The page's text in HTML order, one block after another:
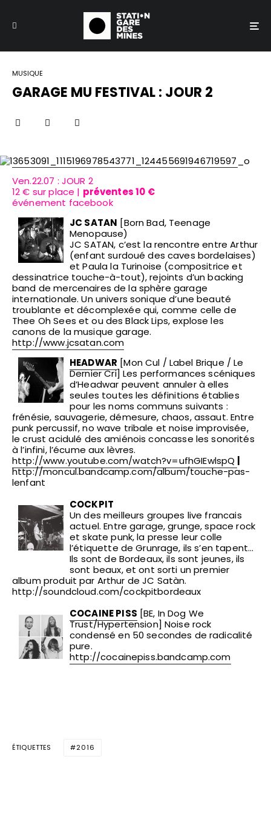
MUSIQUE
GARAGE MU FESTIVAL : JOUR 2
Ven.22.07 : JOUR 2
12 € sur place | préventes 10 €
événement facebook
JC SATAN [Born Bad, Teenage
Menopause)
JC SATAN, c’est la rencontre entre Arthur
(enfant surdoué des caves bordelaises)
et Paula la Turinoise (compositrice et
dessinatrice touche-à-tout), rejoints d’un backing
band de mercenaires de la sphère garage
internationale. Un univers sonique d’une beauté
troublante et décomplexée qui, comme celle de
Thee Oh Sees et ou des Black Lips, explose les
canons de la musique garage.
http://www.jcsatan.com
HEADWAR [Mon Cul / Label Brique / Le
Dernier Cri] Les performances scéniques
d’Headwar peuvent annuler à elles
seules toutes les définitions établies
pour les noms communs suivants :
frénésie, sauvagerie, démesure, chaos, assaut. Entre
punk percussif, no wave tribale et noise improvisée,
le crust acidulé des amiénois concasse les sonorités
à l’infini, l’écume aux lèvres.
http://www.youtube.com/watch?v=ufhGIEwlspQ
http://moncul.bandcamp.com/album/touche-pas-
lenfant
COCKPIT
Un des meilleurs groupes live francais
actuel. Entre garage, grunge, space rock
et skate punk, la presse leur colle
l’étiquette de Grunrage, ils s’en tapent…
Ils sont de Bordeaux, ils sont jeunes, ils
sont beaux, et ont sorti un premier
album produit par Arthur de JC Satàn.
http://soundcloud.com/cockpitbordeaux
COCAINE PISS [BE, In Dog We
Trust/Hypertension] Noise rock
condensé en 50 secondes de radicalité
pure.
http://cocainepiss.bandcamp.com
ÉTIQUETTES 2016